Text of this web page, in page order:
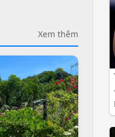
Xem thêm